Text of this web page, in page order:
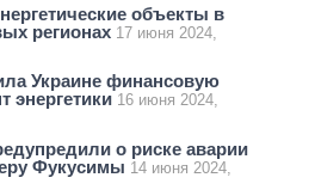
объекты в
регионах 17 июня 2024,
Украине финансовую
энергетики 16 июня 2024,
о риске аварии
Фукусимы 14 июня 2024,